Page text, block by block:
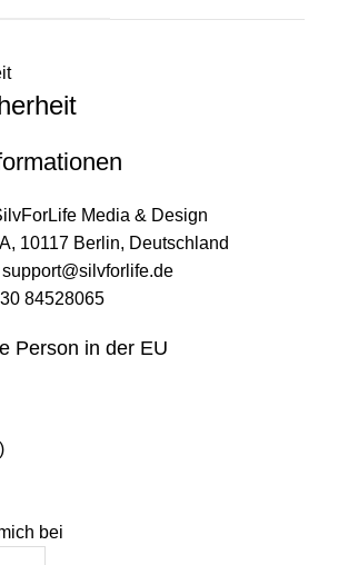
Media & Design
10117 Berlin, Deutschland
support@silvforlife.de
84528065
Person in der EU
bei